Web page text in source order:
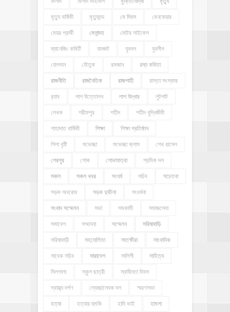
মৃত্যু বার্ষিকী মৃত্যুদন্ড মে দিবস মেনকেয়ার
মেয়র প্রার্থী মেলান্দহ মোটর সাইকেল
ম্যানেজিং কমিটি যানজট যুবদল যুবলীগ
যোগদান যৌতুক রমজান রম্য কবিতা
রাজনীতি রাজনৈতিক রাজশাহী রাস্তা সংস্কার
র‍্যাব লাশ উত্তোলন লাশ উদ্ধার লুটপাট
লেখক শরীফপুর শহীদ শহীদ বুদ্ধিজীবী
শাহাদাত বার্ষিকী শিক্ষা শিক্ষা প্রতিষ্ঠান
শিলা বৃষ্টি শুভেচ্ছা শুভেচ্ছা ক্লাস শেখ রাসেল
শেরপুর শোক শোভাযাত্রা শ্রমিক দল
সকল সকল খবর সংঘর্ষ সচিব সচেতনা
সড়ক অবরোধ সড়ক দুর্ঘটনা সংবর্ধনা
সংবাদ সম্মেলন সভা সমকামী সমাজসেবা
সমাবেশ সম্মাননা সম্মেলন সরিষাবাড়ি
সরিষাবাড়ী সহযোগিতা সাতক্ষীরা সাংবাদিক
সাবেক সচিব সারাদেশ সালিশী সাহিত্য
সিলগালা স্কুল ছাত্রী স্বাধীনতা দিবস
স্বাস্থ্য দর্পণ স্বেচ্ছাসেবক দল স্মরণসভা
হত্যা হত্যার হুমকি হাদি ভাই হামলা